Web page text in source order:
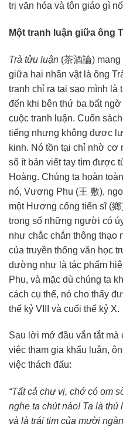
trị văn hóa và tôn giáo gì
Một tranh luận giữa ông
Trà tửu luận (茶酒論) mang
giữa hai nhân vật là ông
tranh chỉ ra tại sao mình là
đến khi bên thứ ba bất
cuộc tranh luận. Cuốn sách
tiếng nhưng không được
kinh. Nó tồn tại chỉ nhờ cơ
số ít bản viết tay tìm được
Hoàng. Chúng ta hoàn toàn
nó, Vương Phu (王 敷),
một Hương cống tiến sĩ(鄉
trong số những người có
như chắc chắn thông thạo
của truyền thống văn học
dường như là tác phẩm
Phu, và mặc dù chúng ta
cách cụ thể, nó cho thấy
thế kỷ VIII và cuối thế kỷ X.
Sau lời mở đầu vắn tắtmà
việc tham gia khẩu luận,
việc thách đấu:
“Tất cả chư vị, chớ có om
nghe ta chút nào! Ta là
và là trái tim của mười